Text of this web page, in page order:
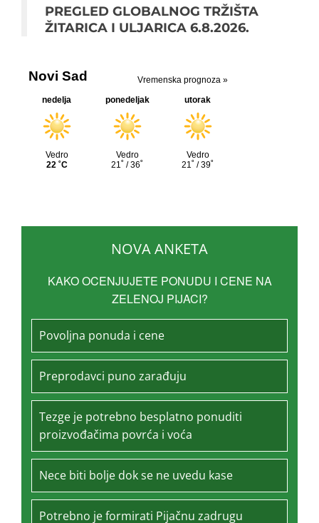
PREGLED GLOBALNOG TRŽIŠTA
ŽITARICA I ULJARICA 6.8.2026.
NOVA ANKETA
KAKO OCENJUJETE PONUDU I CENE NA
ZELENOJ PIJACI?
Povoljna ponuda i cene
Preprodavci puno zarađuju
Tezge je potrebno besplatno ponuditi
proizvođačima povrća i voća
Nece biti bolje dok se ne uvedu kase
Potrebno je formirati Pijačnu zadrugu